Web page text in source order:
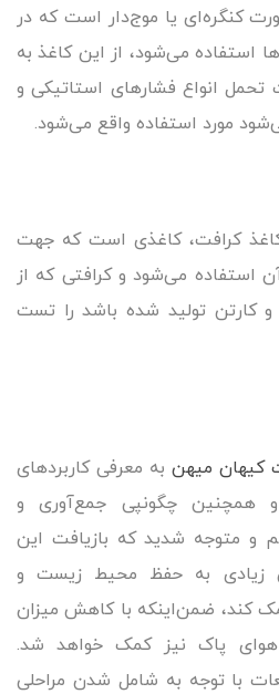
کنگره‌ای یا موج‌دار است که در
استفاده می‌شود، از این کاغذ به
تحمل انواع فشارهای استاتیکی و
مورد استفاده واقع می‌شود.
کرافت، کاغذی است که جهت
استفاده می‌شود و کرافتی که از
کارتن تولید شده باشد را تست
کیهان میهن به معرفی کاربردهای
همچنین چگونپی جمع‌آوری و
و متوجه شدید که بازیافت این
زیادی به حفظ محیط زیست و
کند، ضمن‌اینکه با کاهش میزان
پاک نیز کمک خواهد شد.
با توجه به شامل شدن مراحلی